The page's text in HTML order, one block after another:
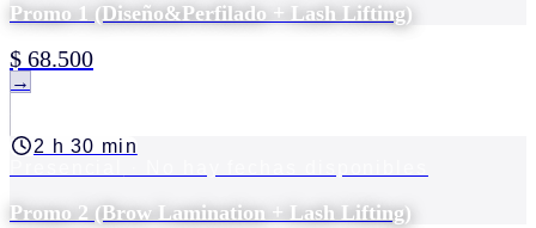
Promo 1 (Diseño&Perfilado + Lash Lifting)
$ 68.500
→
2 h 30 min
Promo 2 (Brow Lamination + Lash Lifting)